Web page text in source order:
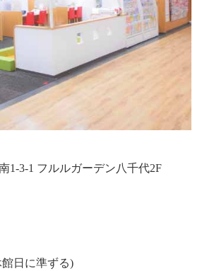
1-3-1 フルルガーデン八千代2F
日に準ずる)